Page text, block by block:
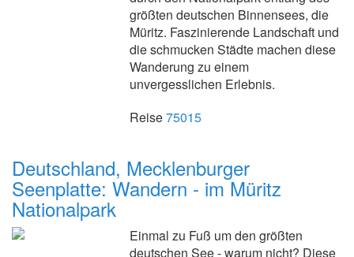
größten deutschen Binnensees, die
Müritz. Faszinierende Landschaft und
die schmucken Städte machen diese
Wanderung zu einem
unvergesslichen Erlebnis.
Reise75015
Deutschland, Mecklenburger
Seenplatte: Wandern - im Müritz
Nationalpark
Einmal zu Fuß um den größten
deutschen See - warum nicht? Diese